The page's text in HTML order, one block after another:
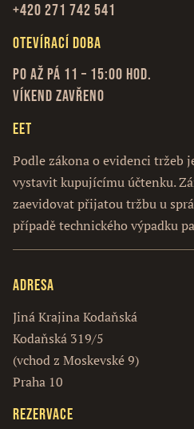
+420 271 742 541
Otevírací doba
Po až Pá 11 – 15:00 hod.
Víkend zavřeno
EET
Podle zákona o evidenci tržeb
vystavit kupujícímu účtenku.
zaevidovat přijatou tržbu u
případě technického výpadku
Adresa
Jiná Krajina Kodaňská
Kodaňská 319/5
(vchod z Moskevské 9)
Praha 10
Rezervace